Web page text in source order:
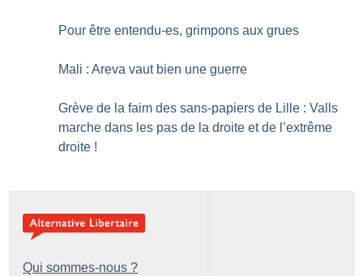
Pour être entendu-es, grimpons aux grues
Mali : Areva vaut bien une guerre
Grève de la faim des sans-papiers de Lille : Valls
marche dans les pas de la droite et de l’extrême
droite !
Qui sommes-nous ?